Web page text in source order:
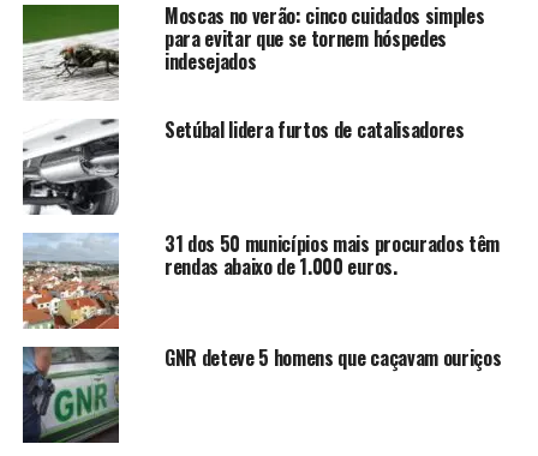
Moscas no verão: cinco cuidados simples
para evitar que se tornem hóspedes
indesejados
Setúbal lidera furtos de catalisadores
31 dos 50 municípios mais procurados têm
rendas abaixo de 1.000 euros.
GNR deteve 5 homens que caçavam ouriços